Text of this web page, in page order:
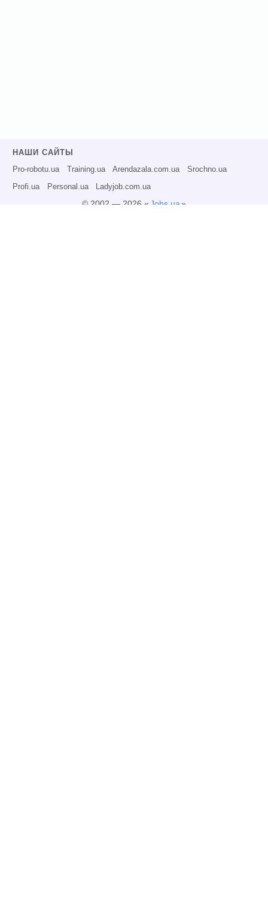
НАШИ САЙТЫ
Pro-robotu.ua Training.ua Arendazala.com.ua Srochno.ua
Profi.ua Personal.ua Ladyjob.com.ua
© 2002 — 2026 « Jobs.ua»